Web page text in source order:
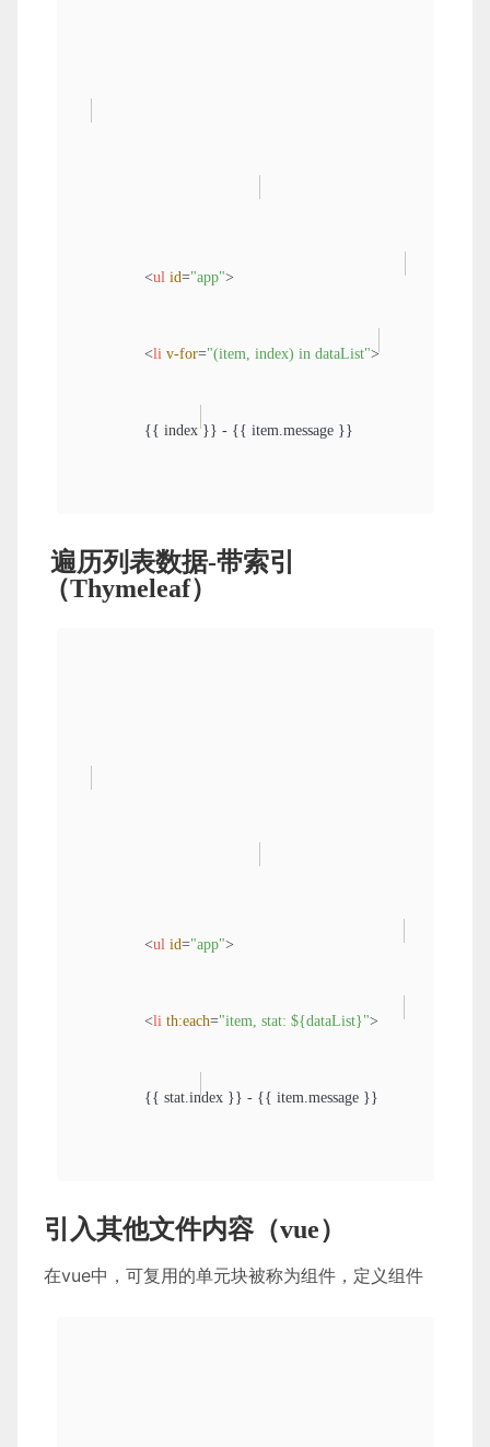
<ul id="app">
<li v-for="(item, index) in dataList">
</ ul >
遍历列表数据-带索引
（Thymeleaf）
<ul id="app">
<li th:each="item, stat: ${dataList}">
引入其他文件内容（vue）
在vue中，可复用的单元块被称为组件，定义组件